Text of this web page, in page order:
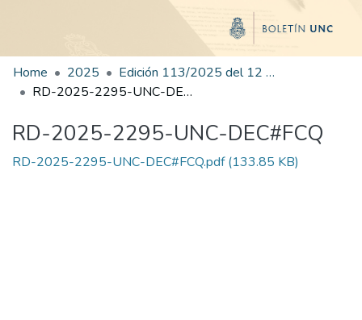
Home 2025
Edición 113/2025 del 12 de diciembre de 2025
RD-2025-2295-UNC-DEC#FCQ
RD-2025-2295-UNC-DEC#FCQ
RD-2025-2295-UNC-DEC#FCQ.pdf(133.85 KB)